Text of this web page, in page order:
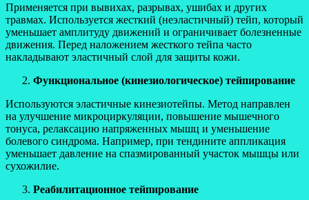
Применяется при вывихах, разрывах, ушибах и других
травмах. Используется жесткий (неэластичный) тейп, который
уменьшает амплитуду движений и ограничивает болезненные
движения. Перед наложением жесткого тейпа часто
накладывают эластичный слой для защиты кожи.
Функциональное (кинезиологическое) тейпирование
Используются эластичные кинезиотейпы. Метод направлен
на улучшение микроциркуляции, повышение мышечного
тонуса, релаксацию напряженных мышц и уменьшение
болевого синдрома. Например, при тендините аппликация
уменьшает давление на спазмированный участок мышцы или
сухожилие.
Реабилитационное тейпирование